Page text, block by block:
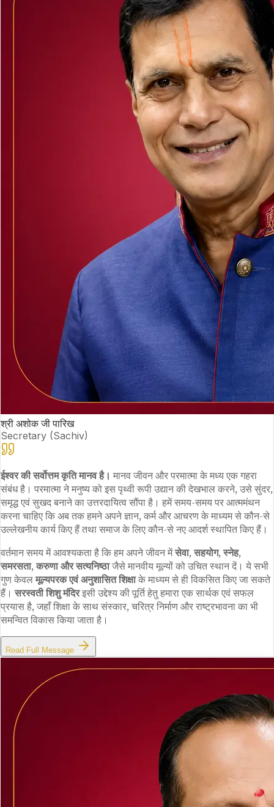
श्री अशोक जी पारिख
Secretary (Sachiv)
ईश्वर की सर्वोत्तम कृति मानव है। मानव जीवन और परमात्मा के मध्य एक गहरा
संबंध है। परमात्मा ने मनुष्य को इस पृथ्वी रूपी उद्यान की देखभाल करने, उसे सुंदर,
समृद्ध एवं सुखद बनाने का उत्तरदायित्व सौंपा है। हमें समय-समय पर आत्ममंथन
करना चाहिए कि अब तक हमने अपने ज्ञान, कर्म और आचरण के माध्यम से कौन-से
उल्लेखनीय कार्य किए हैं तथा समाज के लिए कौन-से नए आदर्श स्थापित किए हैं।
वर्तमान समय में आवश्यकता है कि हम अपने जीवन मेंसेवा, सहयोग, स्नेह,
समरसता, करुणा और सत्यनिष्ठाजैसे मानवीय मूल्यों को उचित स्थान दें। ये सभी
गुण केवलमूल्यपरक एवं अनुशासित शिक्षाके माध्यम से ही विकसित किए जा सकते
हैं।सरस्वती शिशु मंदिरइसी उद्देश्य की पूर्ति हेतु हमारा एक सार्थक एवं सफल
प्रयास है, जहाँ शिक्षा के साथ संस्कार, चरित्र निर्माण और राष्ट्रभावना का भी
समन्वित विकास किया जाता है।
Read Full Message